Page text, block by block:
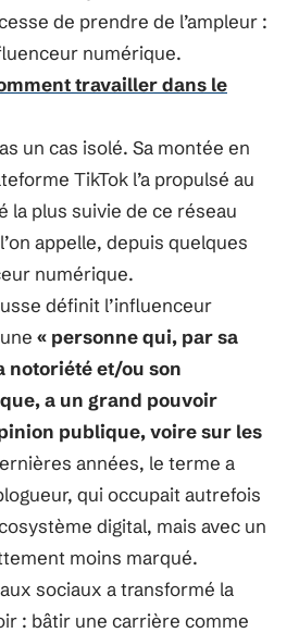
de prendre de l’ampleur :
numérique.
travailler dans le
un cas isolé. Sa montée en
TikTok l’a propulsé au
la plus suivie de ce réseau
appelle, depuis quelques
numérique.
définit l’influenceur
« personne qui, par sa
notoriété et/ou son
a un grand pouvoir
publique, voire sur les
années, le terme a
qui occupait autrefois
digital, mais avec un
moins marqué.
sociaux a transformé la
: bâtir une carrière comme